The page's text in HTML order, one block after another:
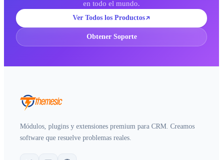
en todo el mundo.
Ver Todos los Productos
Obtener Soporte
Módulos, plugins y extensiones premium para CRM. Creamos
software que resuelve problemas reales.